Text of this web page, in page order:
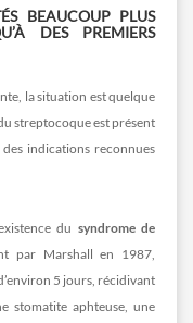
BEAUCOUP PLUS
DES PREMIERS
la situation est quelque
streptocoque est présent
indications reconnues
du syndrome de
par Marshall en 1987,
5 jours, récidivant
stomatite aphteuse, une